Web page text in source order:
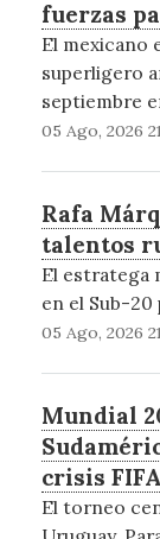
fuerzas
El mexicano
superligero
septiembre
05 Ago, 2026
Rafa
talentos
El estratega
en el Sub-
05 Ago, 2026
Mundial
crisis FIFA
El torneo